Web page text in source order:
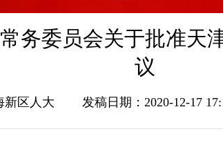
务委员会关于批准天
议
新区人大 发稿日期：2020-12-17